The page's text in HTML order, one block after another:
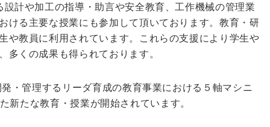
計や加工の指導・助言や安全教育、工作機械の管理業
ける主要な授業にも参加して頂いております。教育・研
や教員に利用されています。これらの支援により学生や
多くの成果も得られております。
・管理するリーダ育成の教育事業における５軸マシニ
新たな教育・授業が開始されています。